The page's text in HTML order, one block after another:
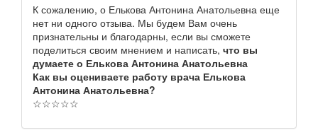
К сожалению, о Елькова Антонина Анатольевна еще
нет ни одного отзыва. Мы будем Вам очень
признательны и благодарны, если вы сможете
поделиться своим мнением и написать, что вы
думаете о Елькова Антонина Анатольевна
Как вы оцениваете работу врача Елькова
Антонина Анатольевна?
☆☆☆☆☆